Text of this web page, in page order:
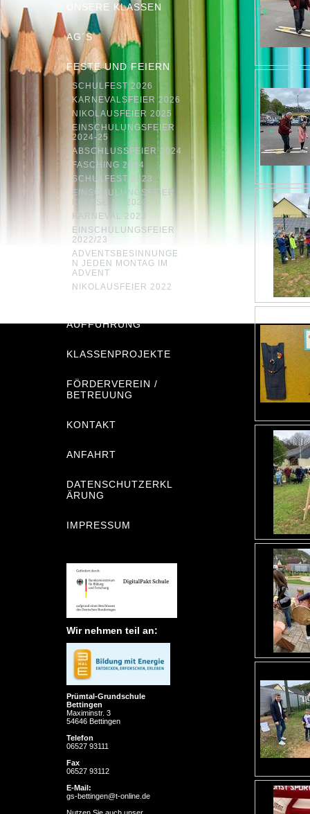
UNSERE KLASSEN
AG´S
FESTE UND FEIERN
SCHULFEST 2026
KARNEVALSFEIER 2026
NIKOLAUSFEIER 2025
EINSCHULUNGSFEIER
2024-25
ABSCHLUSSFEIER 2024
FASCHING 2024
SCHULFEST 2023
EINSCHULUNGSFEIER
KLASSE 1 - 2023
KARNEVAL 2023
EINSCHULUNGSFEIER
2022/23
ADVENTSBESINNUNGE
N JEDEN MONTAG IM
ADVENT
NIKOLAUSFEIER 2022
AUFFÜHRUNG
KLASSENPROJEKTE
FÖRDERVEREIN /
BETREUUNG
KONTAKT
ANFAHRT
DATENSCHUTZERKL
ÄRUNG
IMPRESSUM
Wir nehmen teil an:
Prümtal-Grundschule
Bettingen
Maximinstr. 3
54646 Bettingen
Telefon
06527 93111
Fax
06527 93112
E-Mail:
gs-bettingen@t-online.de